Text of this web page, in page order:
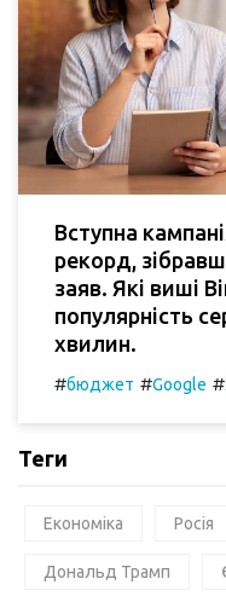
Вступна
рекорд,
заяв. Які виші
популярність
хвилин.
#бюджет #Google #
Теги
Економіка Росія
Дональд Трамп